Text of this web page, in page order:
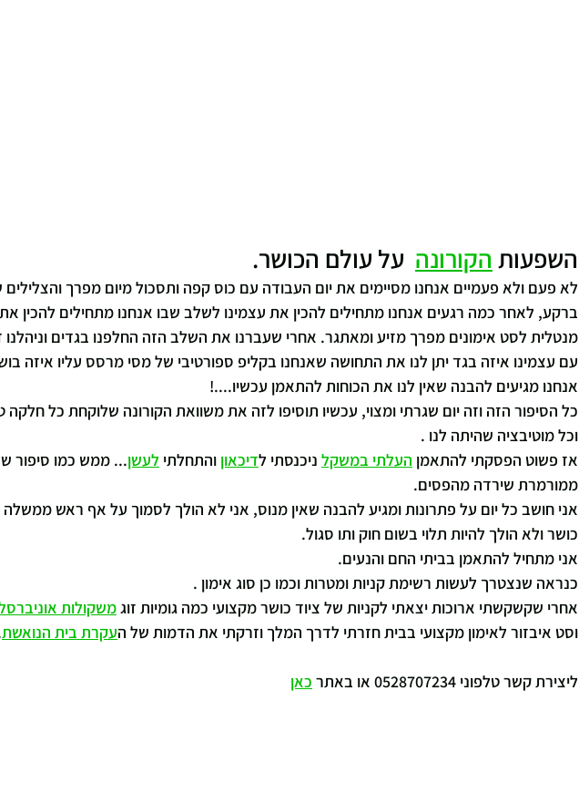
השפעות הקורונה
  על עולם הכושר.
לא פעם ולא פעמיים אנחנו מסיימים את יום העבודה עם כוס קפה ותסכול מיום מפרך והצלילים
ברקע, לאחר כמה רגעים אנחנו מתחילים להכין את עצמינו לשלב שבו אנחנו מתחילים להכין
מנטלית לסט אימונים מפרך מזיע ומאתגר. אחרי שעברנו את השלב הזה החלפנו בגדים וניהלנו
עם עצמינו איזה בגד יתן לנו את התחושה שאנחנו בקליפ ספורטיבי של מסי מרסס עליו איזה
אנחנו מגיעים להבנה שאין לנו את הכוחות להתאמן עכשיו....!
כל הסיפור הזה וזה יום שגרתי ומצוי, עכשיו תוסיפו לזה את משוואת הקורונה שלוקחת כל חלקה
וכל מוטיבציה שהיתה לנו .
אז פשוט הפסקתי להתאמן העלתי במשקל ניכנסתי לדיכאון והתחלתי לעשן... ממש כמו סיפור
ממורמרת שירדה מהפסים.
אני חושב כל יום על פתרונות ומגיע להבנה שאין מנוס, אני לא הולך לסמוך על אף ראש ממשלה
כושר ולא הולך להיות תלוי בשום חוק ותו סגול.
אני מתחיל להתאמן בביתי החם והנעים.
כנראה שנצטרך לעשות רשימת קניות ומטרות וכמו כן סוג אימון .
אחרי שקשקשתי ארוכות יצאתי לקניות של ציוד כושר מקצועי כמה גומיות זוג משקולות
וסט איבזור לאימון מקצועי בבית חזרתי לדרך המלך וזרקתי את הדמות של העקרת בית הנואשת
ליצירת קשר טלפוני 0528707234 או באתר כאן